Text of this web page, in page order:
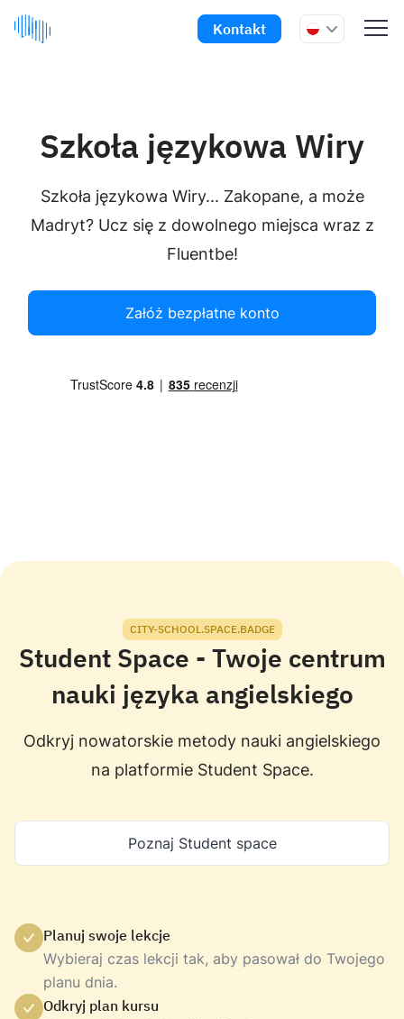
Kontakt
Szkoła językowa Wiry
Szkoła językowa Wiry... Zakopane, a może
Madryt? Ucz się z dowolnego miejsca wraz z
Fluentbe!
Załóż bezpłatne konto
CITY-SCHOOL.SPACE.BADGE
Student Space - Twoje centrum
nauki języka angielskiego
Odkryj nowatorskie metody nauki angielskiego
na platformie Student Space.
Poznaj Student space
Planuj swoje lekcje
Wybieraj czas lekcji tak, aby pasował do Twojego
planu dnia.
Odkryj plan kursu